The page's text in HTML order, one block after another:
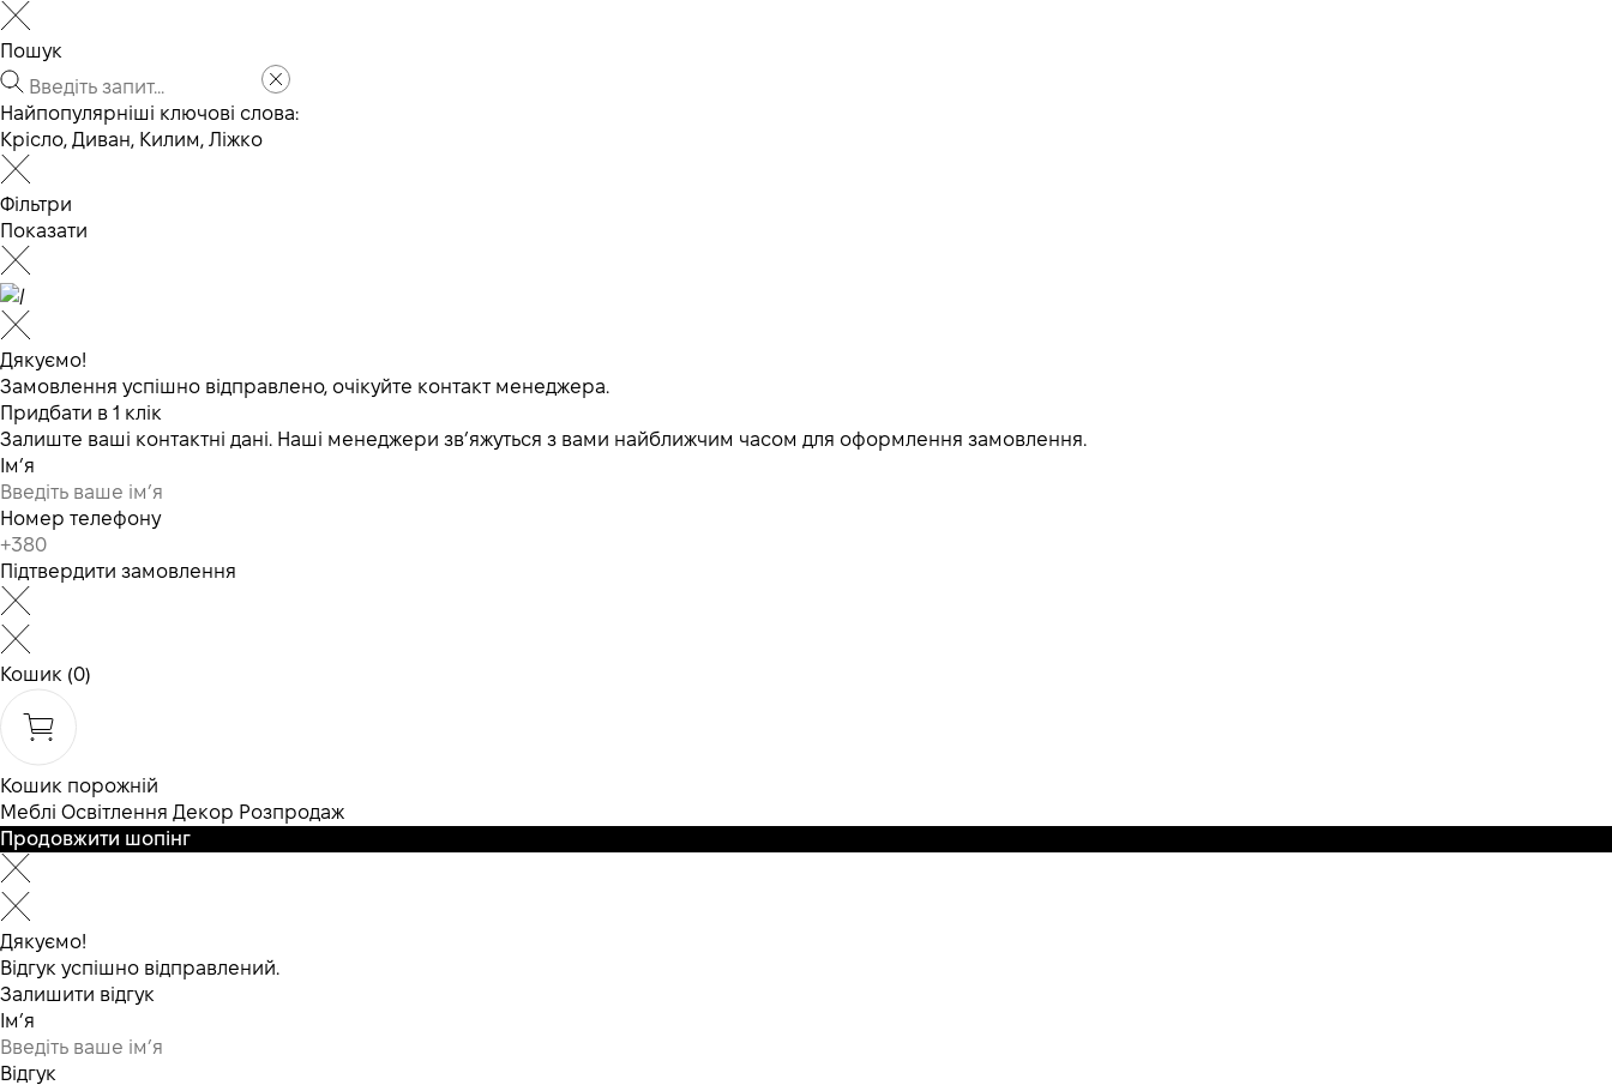
Пошук
Найпопулярніші ключові слова:
Крісло, Диван, Килим, Ліжко
Фільтри
Показати
Дякуємо!
Замовлення успішно відправлено, очікуйте контакт менеджера.
Придбати в 1 клік
Залиште ваші контактні дані. Наші менеджери зв’яжуться з вами найближчим часом для оформлення замовлення.
Ім’я
Номер телефону
Підтвердити замовлення
Кошик (0)
Кошик порожній
Меблі Освітлення Декор Розпродаж
Продовжити шопінг
Дякуємо!
Відгук успішно відправлений.
Залишити відгук
Ім’я
Відгук